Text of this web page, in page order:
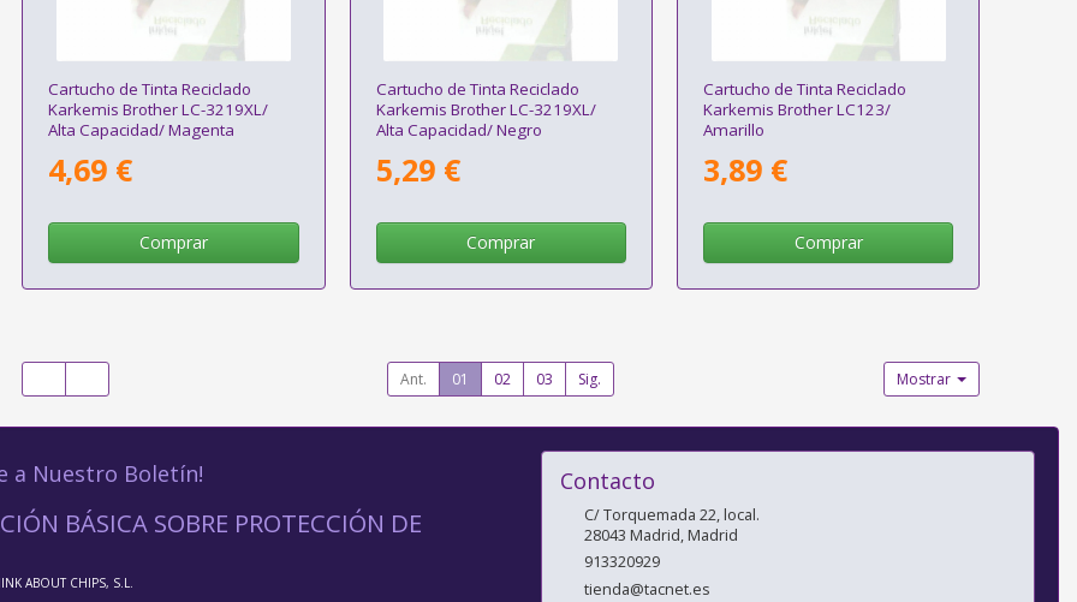
Cartucho de Tinta Reciclado
Karkemis Brother LC-3219XL/
Alta Capacidad/ Magenta
4,69 €
Comprar
Cartucho de Tinta Reciclado
Karkemis Brother LC-3219XL/
Alta Capacidad/ Negro
5,29 €
Comprar
Cartucho de Tinta Reciclado
Karkemis Brother LC123/
Amarillo
3,89 €
Comprar
Ant. 01 02 03 Sig. Mostrar
a Nuestro Boletín!
BÁSICA SOBRE PROTECCIÓN DE
ABOUT CHIPS, S.L.
Contacto
C/ Torquemada 22, local.
28043 Madrid,Madrid
913320929
tienda@tacnet.es